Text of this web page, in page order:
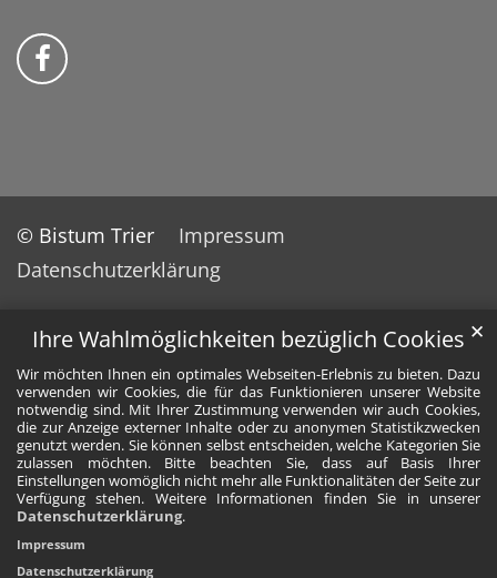
Ihre Wahlmöglichkeiten bezüglich Cookies
Wir möchten Ihnen ein optimales Webseiten-Erlebnis zu bieten. Dazu
verwenden wir Cookies, die für das Funktionieren unserer Website
notwendig sind. Mit Ihrer Zustimmung verwenden wir auch Cookies,
die zur Anzeige externer Inhalte oder zu anonymen Statistikzwecken
genutzt werden. Sie können selbst entscheiden, welche Kategorien Sie
zulassen möchten. Bitte beachten Sie, dass auf Basis Ihrer
Einstellungen womöglich nicht mehr alle Funktionalitäten der Seite zur
Verfügung stehen. Weitere Informationen finden Sie in unserer
Datenschutzerklärung.
✕
Impressum
Datenschutzerklärung
Bistum Trier auf Facebook
© Bistum Trier
Impressum
Datenschutzerklärung